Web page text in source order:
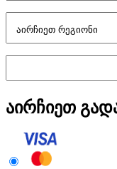
აირჩიეთ